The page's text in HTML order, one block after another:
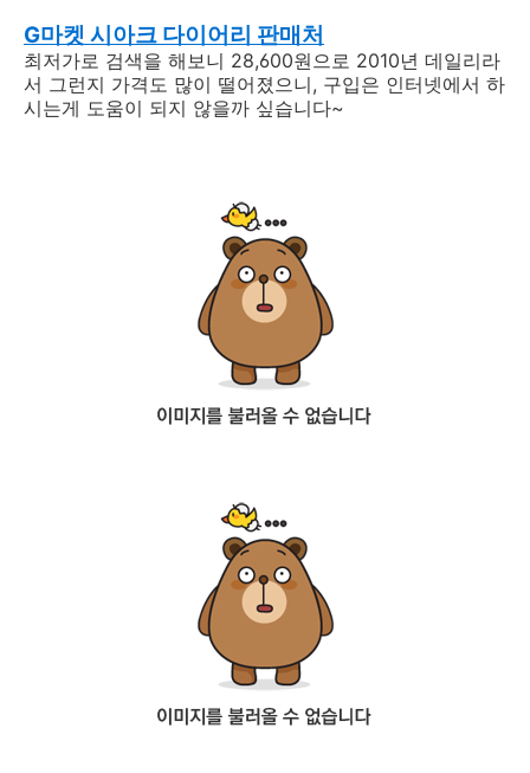
G마켓 시아크 다이어리 판매처
최저가로 검색을 해보니 28,600원으로 2010년 데일리라
서 그런지 가격도 많이 떨어졌으니, 구입은 인터넷에서 하
시는게 도움이 되지 않을까 싶습니다~